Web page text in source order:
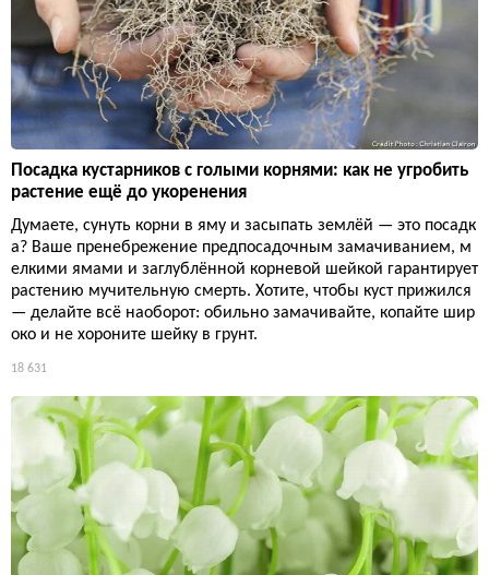
Посадка кустарников с голыми корнями: как не угробить
растение ещё до укоренения
Думаете, сунуть корни в яму и засыпать землёй — это посадк
а? Ваше пренебрежение предпосадочным замачиванием, м
елкими ямами и заглублённой корневой шейкой гарантирует
растению мучительную смерть. Хотите, чтобы куст прижился
— делайте всё наоборот: обильно замачивайте, копайте шир
око и не хороните шейку в грунт.
18 631